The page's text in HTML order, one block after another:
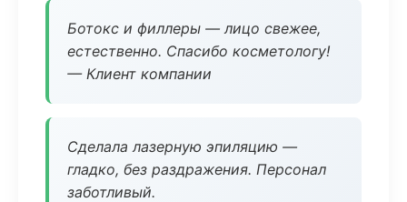
Ботокс и филлеры — лицо свежее,
естественно. Спасибо косметологу!
— Клиент компании
Сделала лазерную эпиляцию —
гладко, без раздражения. Персонал
заботливый.